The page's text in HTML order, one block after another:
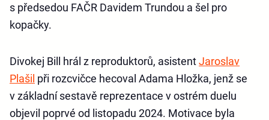
s předsedou FAČR Davidem Trundou a šel pro
kopačky.
Divokej Bill hrál z reproduktorů, asistentJaroslav
Plašil při rozcvičce hecoval Adama Hložka, jenž se
v základní sestavě reprezentace v ostrém duelu
objevil poprvé od listopadu 2024. Motivace byla